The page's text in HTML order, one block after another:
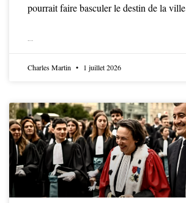
pourrait faire basculer le destin de la ville
Charles Martin 1 juillet 2026